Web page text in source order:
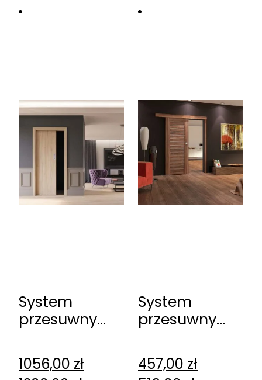
System
przesuwny
Kasetowy
1056,00 zł
System
przesuwny
naścienny
457,00 zł